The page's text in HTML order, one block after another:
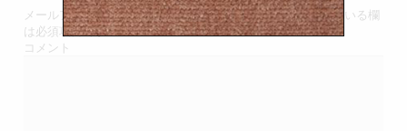
シ
ョ
メールアドレスが公開されることはありません。 *が付いている欄
は必須項目です
コメント